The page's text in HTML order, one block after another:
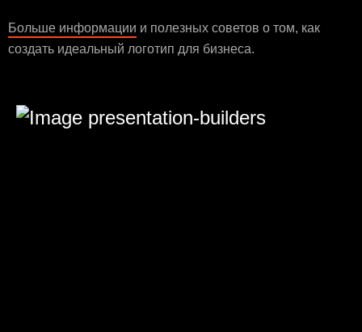
Больше информации и полезных советов о том, как
создать идеальный логотип для бизнеса.